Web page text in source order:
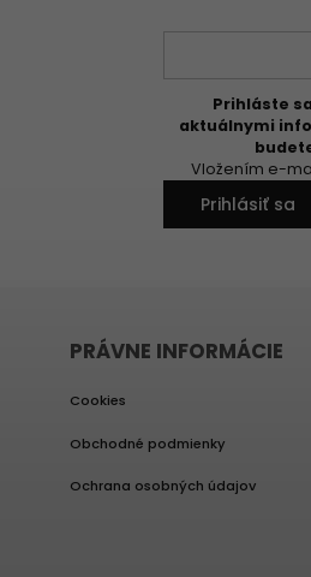
Prihláste
aktuálnymi
Vložením e-
Prihlásiť sa
PRÁVNE INFORMÁCIE
Cookies
Obchodné podmienky
Ochrana osobných údajov